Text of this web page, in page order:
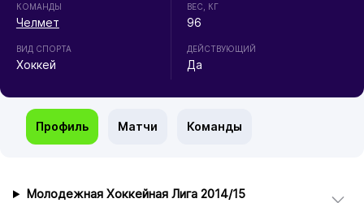
КОМАНДЫ
Челмет
ВИД СПОРТА
Хоккей
ВЕС, КГ
96
ДЕЙСТВУЮЩИЙ
Да
Профиль Матчи Команды
Молодежная Хоккейная Лига 2014/15